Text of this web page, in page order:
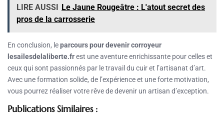
LIRE AUSSI Le Jaune Rougeâtre : L'atout secret des
pros de la carrosserie
En conclusion, leparcours pour devenir corroyeur
lesailesdelaliberte.frest une aventure enrichissante pour celles et
ceux qui sont passionnés par le travail du cuir et l’artisanat d’art.
Avec une formation solide, de l’expérience et une forte motivation,
vous pourrez réaliser votre rêve de devenir un artisan d’exception.
Publications Similaires :